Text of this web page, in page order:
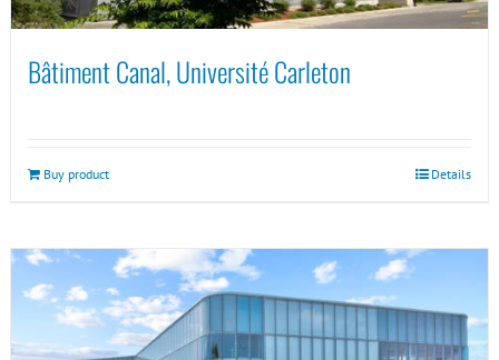
Bâtiment Canal, Université Carleton
Buy product Details